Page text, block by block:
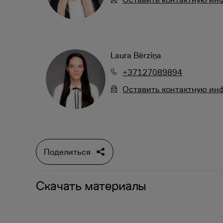
Laura Bērziņa
+37127089894
Oставить контактную
Поделиться
Скачать материалы